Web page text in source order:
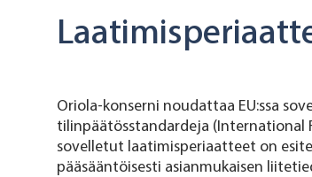
Oriola-konserni noudattaa EU:ssa
tilinpäätösstandardeja (International
sovelletut laatimisperiaatteet on
pääsääntöisesti asianmukaisen